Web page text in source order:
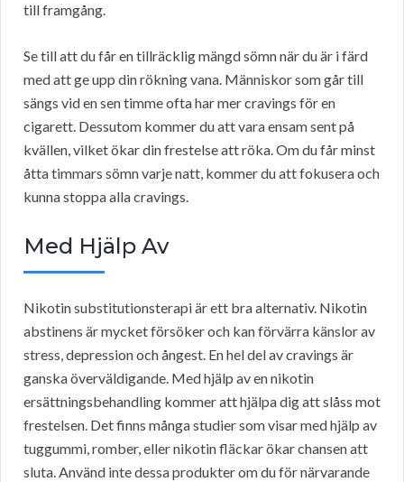
till framgång.
Se till att du får en tillräcklig mängd sömn när du är i färd
med att ge upp din rökning vana. Människor som går till
sängs vid en sen timme ofta har mer cravings för en
cigarett. Dessutom kommer du att vara ensam sent på
kvällen, vilket ökar din frestelse att röka. Om du får minst
åtta timmars sömn varje natt, kommer du att fokusera och
kunna stoppa alla cravings.
Med Hjälp Av
Nikotin substitutionsterapi är ett bra alternativ. Nikotin
abstinens är mycket försöker och kan förvärra känslor av
stress, depression och ångest. En hel del av cravings är
ganska överväldigande. Med hjälp av en nikotin
ersättningsbehandling kommer att hjälpa dig att slåss mot
frestelsen. Det finns många studier som visar med hjälp av
tuggummi, romber, eller nikotin fläckar ökar chansen att
sluta. Använd inte dessa produkter om du för närvarande